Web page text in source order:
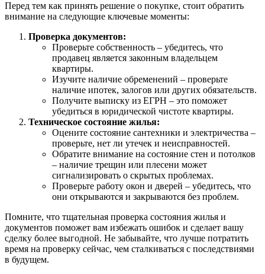
Перед тем как принять решение о покупке, стоит обратить
внимание на следующие ключевые моменты:
Проверка документов:
Проверьте собственность – убедитесь, что
продавец является законным владельцем
квартиры.
Изучите наличие обременений – проверьте
наличие ипотек, залогов или других обязательств.
Получите выписку из ЕГРН – это поможет
убедиться в юридической чистоте квартиры.
Техническое состояние жилья:
Оцените состояние сантехники и электричества –
проверьте, нет ли утечек и неисправностей.
Обратите внимание на состояние стен и потолков
– наличие трещин или плесени может
сигнализировать о скрытых проблемах.
Проверьте работу окон и дверей – убедитесь, что
они открываются и закрываются без проблем.
Помните, что тщательная проверка состояния жилья и
документов поможет вам избежать ошибок и сделает вашу
сделку более выгодной. Не забывайте, что лучше потратить
время на проверку сейчас, чем сталкиваться с последствиями
в будущем.